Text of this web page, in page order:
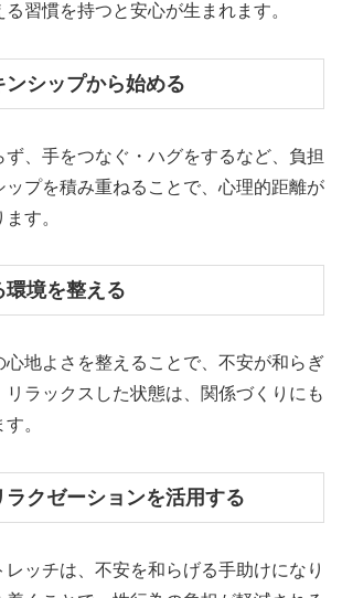
習慣を持つと安心が生まれます。
シップから始める
、手をつなぐ・ハグをするなど、負担
ップを積み重ねることで、心理的距離が
す。
境を整える
心地よさを整えることで、不安が和らぎ
ラックスした状態は、関係づくりにも
。
クゼーションを活用する
ッチは、不安を和らげる手助けになり